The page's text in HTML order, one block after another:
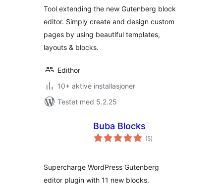
Tool extending the new Gutenberg block
editor. Simply create and design custom
pages by using beautiful templates,
layouts & blocks.
Edithor
10+ aktive installasjoner
Testet med 5.2.25
Buba Blocks
(5totale
vurderinger
)
Supercharge WordPress Gutenberg
editor plugin with 11 new blocks.